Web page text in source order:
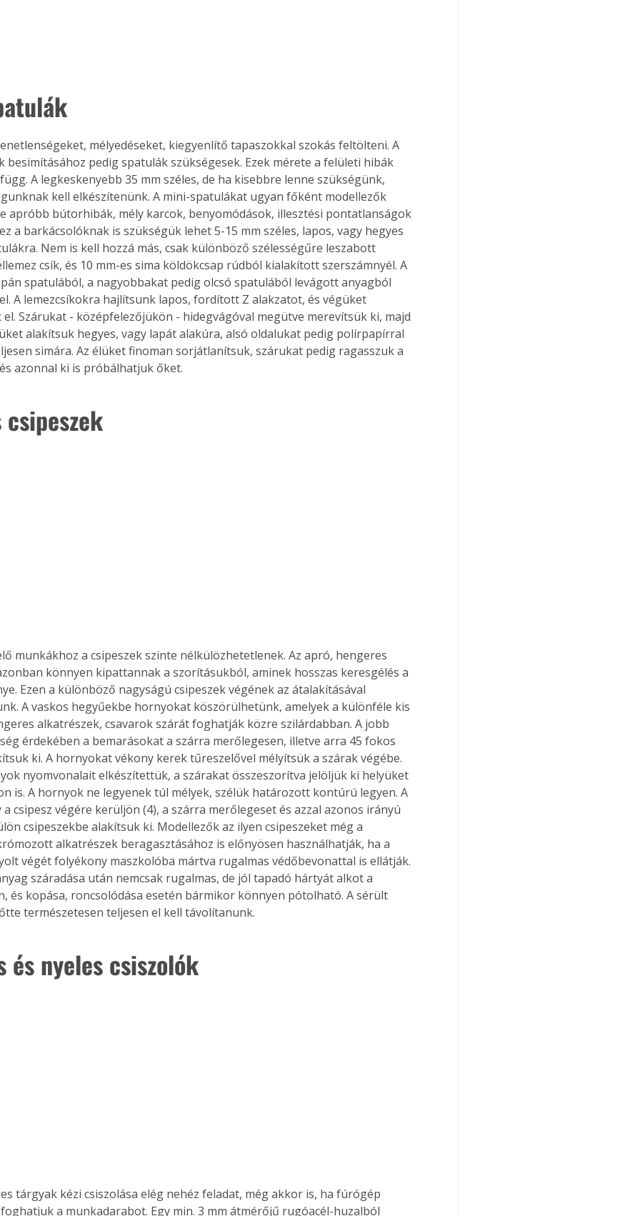
új,
vagy
Bárhol,
élve
az
A
megrendelhetők!
Gyógyító növények: a
természet kincsei az
mélyedéseket, kiegyenlítő tapaszokkal szokás feltölteni. A
besimításához pedig spatulák szükségesek. Ezek mérete a felületi hibák
A legkeskenyebb 35 mm széles, de ha kisebbre lenne szükségünk,
kell elkészítenünk. A mini-spatulákat ugyan főként modellezők
apróbb bútorhibák, mély karcok, benyomódások, illesztési pontatlanságok
a barkácsolóknak is szükségük lehet 5-15 mm széles, lapos, vagy hegyes
Nem is kell hozzá más, csak különböző szélességűre leszabott
csík, és 10 mm-es sima köldökcsap rúdból kialakított szerszámnyél. A
spatulából, a nagyobbakat pedig olcsó spatulából levágott anyagból
A lemezcsíkokra hajlítsunk lapos, fordított Z alakzatot, és végüket
Szárukat - középfelezőjükön - hidegvágóval megütve merevítsük ki, majd
alakítsuk hegyes, vagy lapát alakúra, alsó oldalukat pedig polírpapírral
simára. Az élüket finoman sorjátlanítsuk, szárukat pedig ragasszuk a
azonnal ki is próbálhatjuk őket.
csipeszek
könnyen kipattannak a szorításukból, aminek hosszas keresgélés a
Ezen a különböző nagyságú csipeszek végének az átalakításával
A vaskos hegyűekbe hornyokat köszörülhetünk, amelyek a különféle kis
alkatrészek, csavarok szárát foghatják közre szilárdabban. A jobb
érdekében a bemarásokat a szárra merőlegesen, illetve arra 45 fokos
ki. A hornyokat vékony kerek tűreszelővel mélyítsük a szárak végébe.
nyomvonalait elkészítettük, a szárakat összeszorítva jelöljük ki helyüket
is. A hornyok ne legyenek túl mélyek, szélük határozott kontúrú legyen. A
csipesz végére kerüljön (4), a szárra merőlegeset és azzal azonos irányú
csipeszekbe alakítsuk ki. Modellezők az ilyen csipeszeket még a
alkatrészek beragasztásához is előnyösen használhatják, ha a
végét folyékony maszkolóba mártva rugalmas védőbevonattal is ellátják.
száradása után nemcsak rugalmas, de jól tapadó hártyát alkot a
és kopása, roncsolódása esetén bármikor könnyen pótolható. A sérült
természetesen teljesen el kell távolítanunk.
és nyeles csiszolók
a munkadarabot. Egy min. 3 mm átmérőjű rugóacél-huzalból